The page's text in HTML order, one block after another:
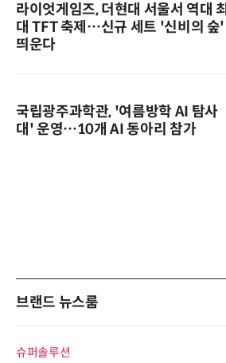
라이엇게임즈, 더현대 서울서 역대 최
대 TFT 축제…신규 세트 '신비의 숲'
띄운다
국립광주과학관, '여름방학 AI 탐사
대' 운영…10개 AI 동아리 참가
브랜드 뉴스룸
슈퍼솔루션